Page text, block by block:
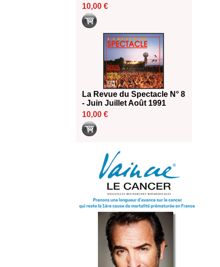
10,00 €
La Revue du Spectacle N° 8
- Juin Juillet Août 1991
10,00 €